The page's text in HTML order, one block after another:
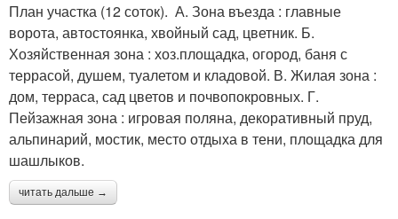
План участка (12 соток). А. Зона въезда : главные
ворота, автостоянка, хвойный сад, цветник. Б.
Хозяйственная зона : хоз.площадка, огород, баня с
террасой, душем, туалетом и кладовой. В. Жилая зона :
дом, терраса, сад цветов и почвопокровных. Г.
Пейзажная зона : игровая поляна, декоративный пруд,
альпинарий, мостик, место отдыха в тени, площадка для
шашлыков.
читать дальше →